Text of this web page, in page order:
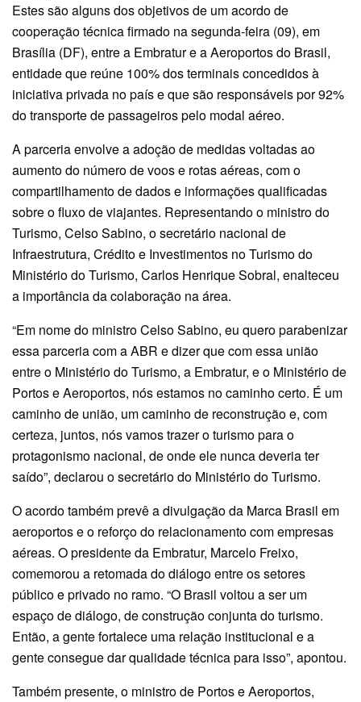
Estes são alguns dos objetivos de um acordo de
cooperação técnica firmado na segunda-feira (09), em
Brasília (DF), entre a Embratur e a Aeroportos do Brasil,
entidade que reúne 100% dos terminais concedidos à
iniciativa privada no país e que são responsáveis por 92%
do transporte de passageiros pelo modal aéreo.
A parceria envolve a adoção de medidas voltadas ao
aumento do número de voos e rotas aéreas, com o
compartilhamento de dados e informações qualificadas
sobre o fluxo de viajantes. Representando o ministro do
Turismo, Celso Sabino, o secretário nacional de
Infraestrutura, Crédito e Investimentos no Turismo do
Ministério do Turismo, Carlos Henrique Sobral, enalteceu
a importância da colaboração na área.
“Em nome do ministro Celso Sabino, eu quero parabenizar
essa parceria com a ABR e dizer que com essa união
entre o Ministério do Turismo, a Embratur, e o Ministério de
Portos e Aeroportos, nós estamos no caminho certo. É um
caminho de união, um caminho de reconstrução e, com
certeza, juntos, nós vamos trazer o turismo para o
protagonismo nacional, de onde ele nunca deveria ter
saído”, declarou o secretário do Ministério do Turismo.
O acordo também prevê a divulgação da Marca Brasil em
aeroportos e o reforço do relacionamento com empresas
aéreas. O presidente da Embratur, Marcelo Freixo,
comemorou a retomada do diálogo entre os setores
público e privado no ramo. “O Brasil voltou a ser um
espaço de diálogo, de construção conjunta do turismo.
Então, a gente fortalece uma relação institucional e a
gente consegue dar qualidade técnica para isso”, apontou.
Também presente, o ministro de Portos e Aeroportos,